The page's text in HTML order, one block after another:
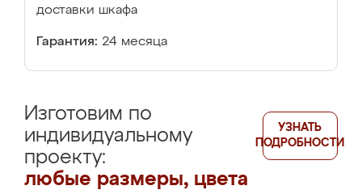
доставки шкафа
Гарантия: 24 месяца
Изготовим по
индивидуальному
проекту:
любые размеры, цвета
УЗНАТЬ
ПОДРОБНОСТИ